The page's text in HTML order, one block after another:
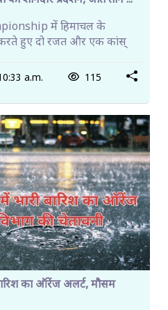
में हिमाचल के
करते हुए दो रजत और एक कांस्
a.m. 115
का ऑरेंज अलर्ट, मौसम